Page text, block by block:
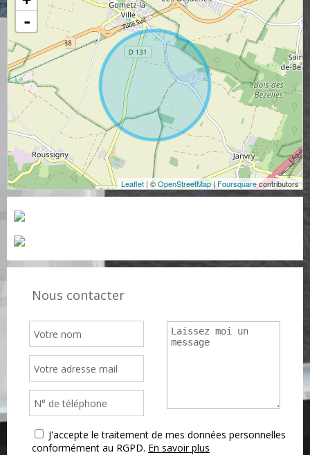
-
Leaflet | ©OpenStreetMap| Foursquarecontributors
Nous contacter
J'accepte le traitement de mes données personnelles
conformément au RGPD. En savoir plus